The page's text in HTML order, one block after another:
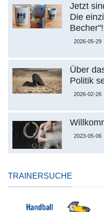
Jetzt
Die
Becher"!
2026-05-29
Über
Politik
2026-02-26
2023-05-06
TRAINERSUCHE